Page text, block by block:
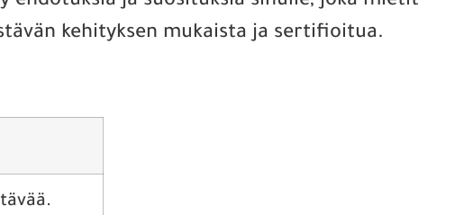
kehityksen mukaista ja sertifioitua.